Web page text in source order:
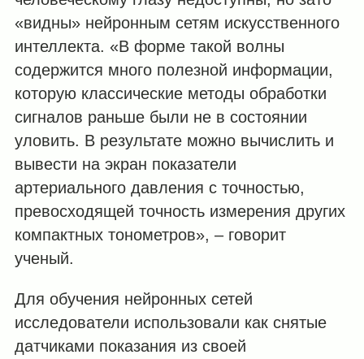
«видны» нейронным сетям искусственного
интеллекта. «В форме такой волны
содержится много полезной информации,
которую классические методы обработки
сигналов раньше были не в состоянии
уловить. В результате можно вычислить и
вывести на экран показатели
артериального давления с точностью,
превосходящей точность измерения других
компактных тонометров», – говорит
ученый.
Для обучения нейронных сетей
исследователи использовали как снятые
датчиками показания из своей